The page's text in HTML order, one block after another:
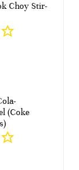
Choy Stir-
(Coke